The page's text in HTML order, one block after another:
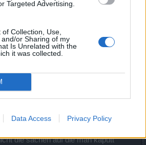
Targeted Advertising.
Collection, Use,
or Sharing of my
Is Unrelated with the
it was collected.
Data Access Privacy Policy
der im Forum befindlichen User (in
bzw. Erlebnisbild geht. Nicht zu
eher dazu sich "nur" bei negativen
Eine Vielzahl an positiven
nur mäßig beachtet. (Das ist nun über
gesehen.)
las die paar deppen schreien wenn
auf die paar € verzichten. Oder wie
en positiven entwicklungen los wo
die sachen auf die man kaputt